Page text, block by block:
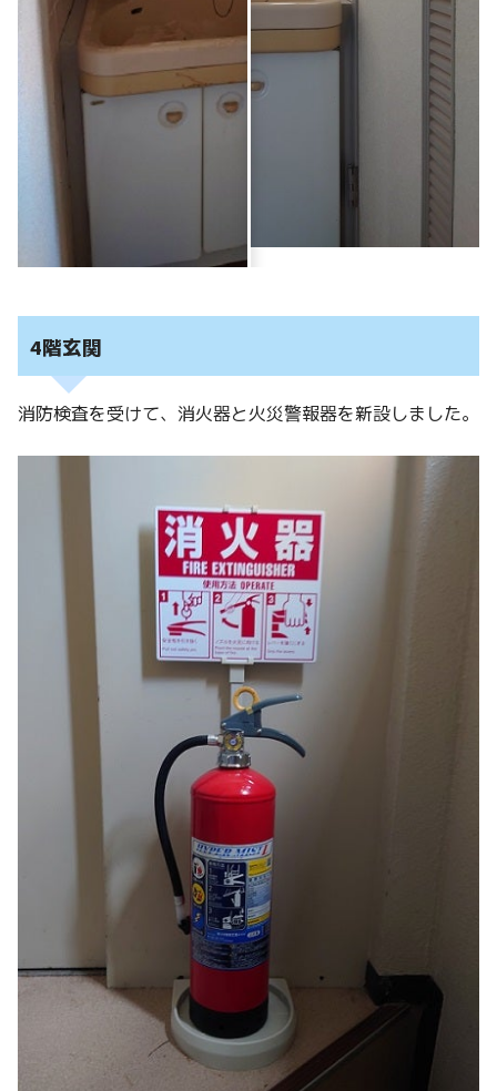
4階玄関
消防検査を受けて、消火器と火災警報器を新設しました。